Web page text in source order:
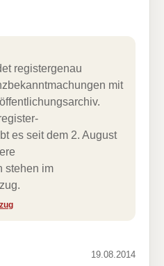
registergenau
mit
es seit dem 2. August
stehen im
19.08.2014